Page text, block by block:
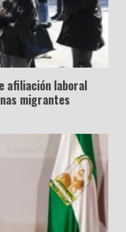
afiliación laboral
migrantes